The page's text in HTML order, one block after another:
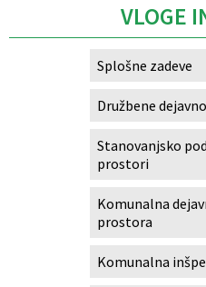
VLOGE
Splošne zadeve
Družbene
Stanovanjsko
prostori
Komunalna
prostora
Komunalna